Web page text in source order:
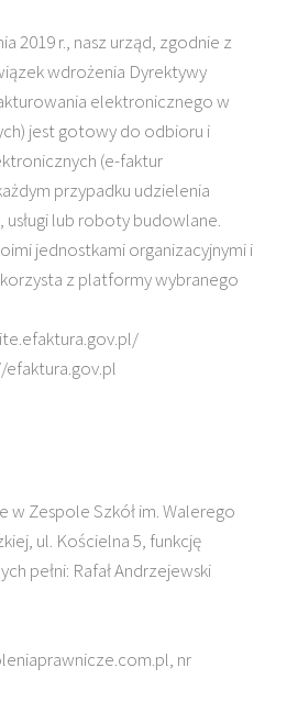
2019 r., nasz urząd, zgodnie z
wdrożenia Dyrektywy
elektronicznego w
jest gotowy do odbioru i
(e-faktur
przypadku udzielenia
lub roboty budowlane.
jednostkami organizacyjnymi i
z platformy wybranego
efaktura.gov.pl
w Zespole Szkół im. Walerego
ul. Kościelna 5, funkcję
pełni: Rafał Andrzejewski
nr